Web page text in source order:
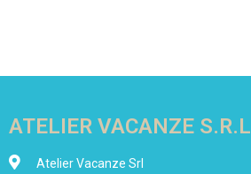
ATELIER VACANZE S.R.L
Atelier Vacanze Srl